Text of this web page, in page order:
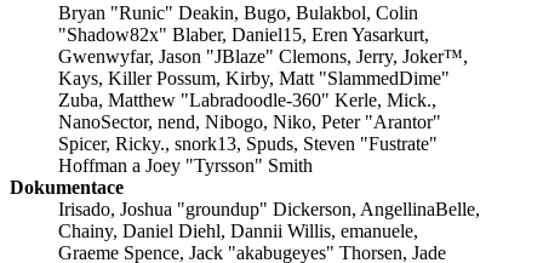
Bryan "Runic" Deakin, Bugo, Bulakbol, Colin
"Shadow82x" Blaber, Daniel15, Eren Yasarkurt,
Gwenwyfar, Jason "JBlaze" Clemons, Jerry, Joker™,
Kays, Killer Possum, Kirby, Matt "SlammedDime"
Zuba, Matthew "Labradoodle-360" Kerle, Mick.,
NanoSector, nend, Nibogo, Niko, Peter "Arantor"
Spicer, Ricky., snork13, Spuds, Steven "Fustrate"
Hoffman a Joey "Tyrsson" Smith
Dokumentace
Irisado, Joshua "groundup" Dickerson, AngellinaBelle,
Chainy, Daniel Diehl, Dannii Willis, emanuele,
Graeme Spence, Jack "akabugeyes" Thorsen, Jade